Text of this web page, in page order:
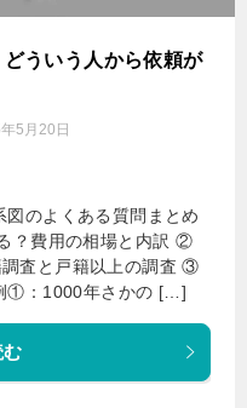
ういう人から依頼が
5月20日
のよくある質問まとめ
？費用の相場と内訳 ②
査と戸籍以上の調査 ③
①：1000年さかの […]